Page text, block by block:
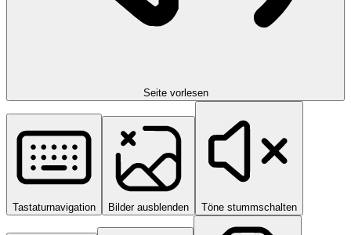
Seite vorlesen
Tastaturnavigation Bilder ausblenden Töne stummschalten